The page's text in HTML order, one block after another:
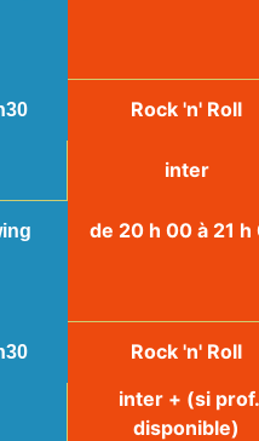
Rock 'n' Roll
inter
de 20 h 00 à 21 h
Rock 'n' Roll
inter + (si prof.
disponible)